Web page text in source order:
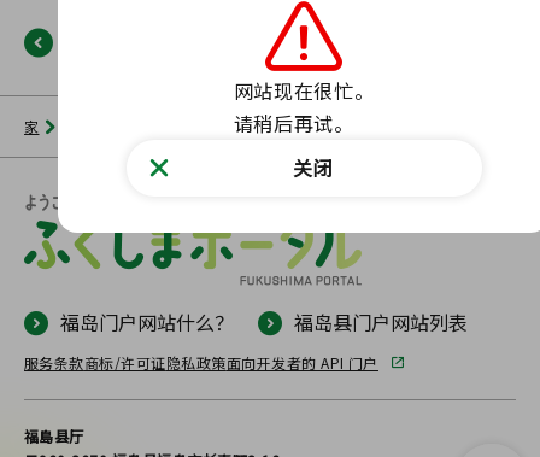
家 福岛门户网站 未找到此类页面。
福岛门户网站什么？ 福岛县门户网站列表
服务条款商标/许可证隐私政策面向开发者的 API 门户
福島县厅
网站现在很忙。
请稍后再试。
关闭